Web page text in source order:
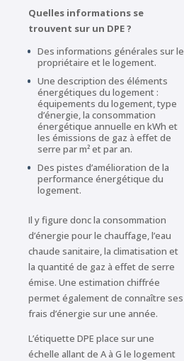
Quelles informations se
trouvent sur un DPE ?
Des informations générales sur le
propriétaire et le logement.
Une description des éléments
énergétiques du logement :
équipements du logement, type
d’énergie, la consommation
énergétique annuelle en kWh et
les émissions de gaz à effet de
serre par m² et par an.
Des pistes d’amélioration de la
performance énergétique du
logement.
Il y figure donc la consommation
d’énergie pour le chauffage, l’eau
chaude sanitaire, la climatisation et
la quantité de gaz à effet de serre
émise. Une estimation chiffrée
permet également de connaître ses
frais d’énergie sur une année.
L’étiquette DPE place sur une
échelle allant de A à G le logement